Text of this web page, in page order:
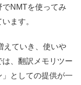
NMTを使ってみ
ます。
えていき、使いや
、翻訳メモリツー
としての提供が一